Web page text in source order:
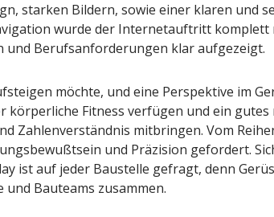
starken Bildern, sowie einer klaren und
wurde der Internetauftritt komplett
und Berufsanforderungen klar aufgezeigt.
möchte, und eine Perspektive im
körperliche Fitness verfügen und ein gutes
Zahlenverständnis mitbringen. Vom
und Präzision gefordert.
ist auf jeder Baustelle gefragt, denn
Bauteams zusammen.